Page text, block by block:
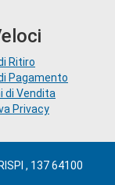
Ritiro
Pagamento
di Vendita
Privacy
, 137 64100